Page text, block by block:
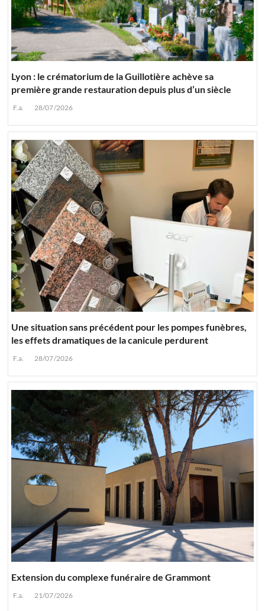
Lyon : le crématorium de la Guillotière achève sa
première grande restauration depuis plus d’un siècle
F.a. 28/07/2026
Une situation sans précédent pour les pompes funèbres,
les effets dramatiques de la canicule perdurent
F.a. 28/07/2026
Extension du complexe funéraire de Grammont
F.a. 21/07/2026